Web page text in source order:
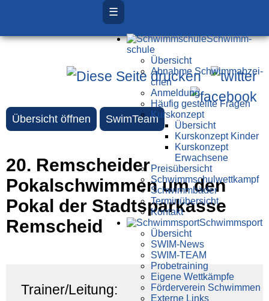
☰
Schwimm­
schule
Übersicht
Ab­nah­me Schwimm­ab­zei­
chen
Anmeldung
Häufig gestellte Fragen
Kurs­konzept
Übersicht
Kurskonzept Kinder
Kurskonzept
Erwachsene
Preis­über­sicht
Schwimm­schul­wett­kampf
Schwimm­bäder
Terminübersicht
Kontakt
Schwimm­sport
Übersicht
SWIM-News
SWIM-TEAM
Probe­training
Eigene Wettkämpfe
Förderverein Schwimmen
Externe Links
Übersicht öffnen SwimTeam
20. Remscheider
Pokalschwimmen um den
Pokal der Stadtsparkasse
Remscheid
Trainer/Leitung: